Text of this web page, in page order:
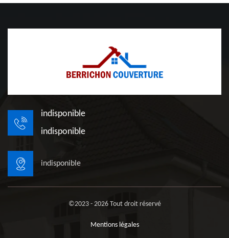
indisponible
indisponible
indisponible
©2023 - 2026 Tout droit réservé
Mentions légales